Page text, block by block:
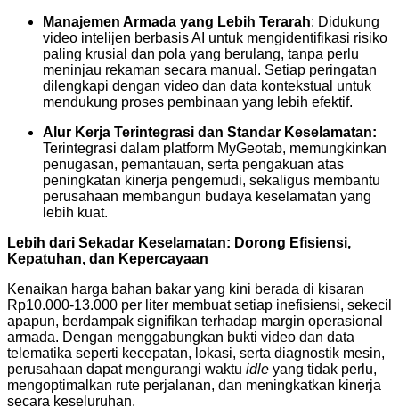
Manajemen Armada yang Lebih Terarah: Didukung
video intelijen berbasis AI untuk mengidentifikasi risiko
paling krusial dan pola yang berulang, tanpa perlu
meninjau rekaman secara manual. Setiap peringatan
dilengkapi dengan video dan data kontekstual untuk
mendukung proses pembinaan yang lebih efektif.
Alur Kerja Terintegrasi dan Standar Keselamatan:
Terintegrasi dalam platform MyGeotab, memungkinkan
penugasan, pemantauan, serta pengakuan atas
peningkatan kinerja pengemudi, sekaligus membantu
perusahaan membangun budaya keselamatan yang
lebih kuat.
Lebih dari Sekadar Keselamatan: Dorong Efisiensi,
Kepatuhan, dan Kepercayaan
Kenaikan harga bahan bakar yang kini berada di kisaran
Rp10.000-13.000 per liter membuat setiap inefisiensi, sekecil
apapun, berdampak signifikan terhadap margin operasional
armada. Dengan menggabungkan bukti video dan data
telematika seperti kecepatan, lokasi, serta diagnostik mesin,
perusahaan dapat mengurangi waktu idle yang tidak perlu,
mengoptimalkan rute perjalanan, dan meningkatkan kinerja
secara keseluruhan.